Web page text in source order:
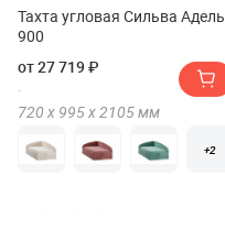
Тахта угловая Сильва Адель
900
от 27 719 ₽
720 х 995 х2105мм
+2